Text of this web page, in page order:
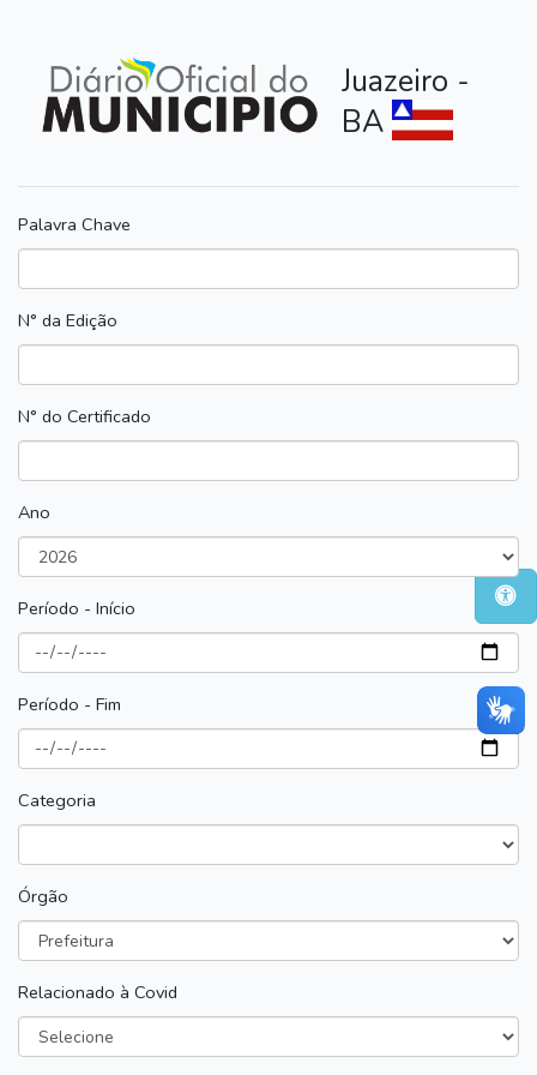
Juazeiro -
BA
Palavra Chave
N° da Edição
N° do Certificado
Ano
Período - Início
Período - Fim
Categoria
Órgão
Relacionado à Covid